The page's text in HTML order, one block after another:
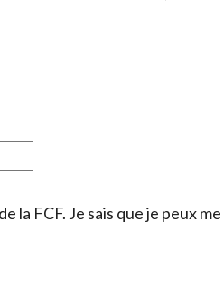
la FCF. Je sais que je peux